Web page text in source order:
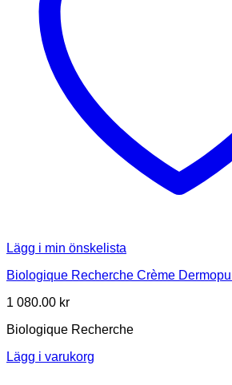
Lägg i min önskelista
Biologique Recherche Crème
1 080.00 kr
Biologique Recherche
Lägg i varukorg